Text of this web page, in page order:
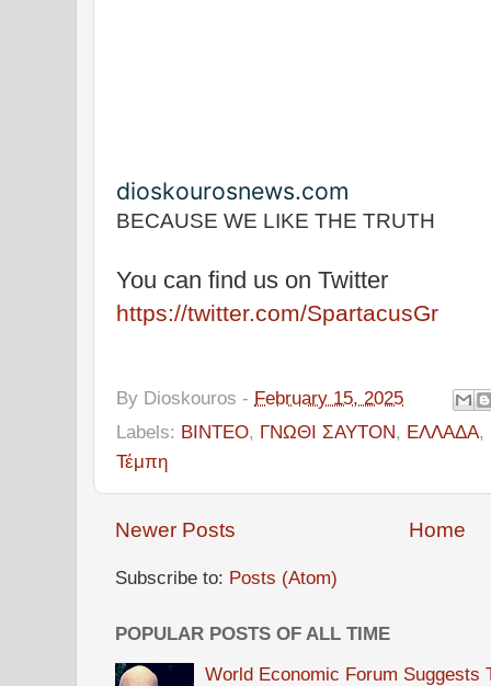
dioskourosnews.com
BECAUSE WE LIKE THE TRUTH
You can find us on Twitter
https://twitter.com/SpartacusGr
By Dioskouros - February 15, 2025
Labels: ΒΙΝΤΕΟ, ΓΝΩΘΙ ΣΑΥΤΟΝ, ΕΛΛΑΔΑ,
Τέμπη
Newer Posts Home
Subscribe to: Posts (Atom)
POPULAR POSTS OF ALL TIME
World Economic Forum Suggests